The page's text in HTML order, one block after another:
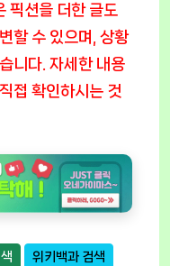
픽션을 더한 글도
할 수 있으며, 상황
니다. 자세한 내용
접 확인하시는 것
위키백과 검색